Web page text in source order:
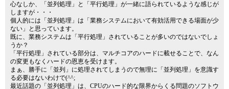
心なしか、「並列処理」と「平行処理」が一緒に語られているような感じが
しますが・・・
個人的には「並列処理」は「業務システムにおいて有効活用できる場面が少
ない」と思っています。
既に、業務システムは「平行処理」されていることが多いのではないでしょ
うか？
「平行処理」されている部分は、マルチコアのハードに載せることで、なん
の変更もなくハードの恩恵を受けます。
まぁ、勝手に「並列」に処理されてしまうので無理に「並列処理」を意識す
る必要はないわけで(^^;
最近話題の「並列処理」は、CPUのハード的な限界からくる問題のソフトウ